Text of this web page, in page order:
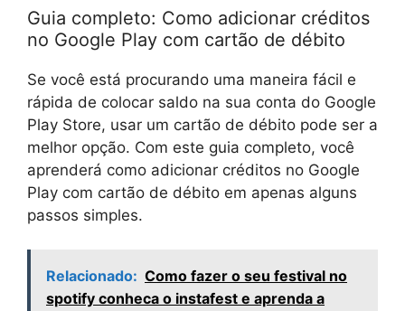
Guia completo: Como adicionar créditos
no Google Play com cartão de débito
Se você está procurando uma maneira fácil e
rápida de colocar saldo na sua conta do Google
Play Store, usar um cartão de débito pode ser a
melhor opção. Com este guia completo, você
aprenderá como adicionar créditos no Google
Play com cartão de débito em apenas alguns
passos simples.
Relacionado: Como fazer o seu festival no
spotify conheca o instafest e aprenda a